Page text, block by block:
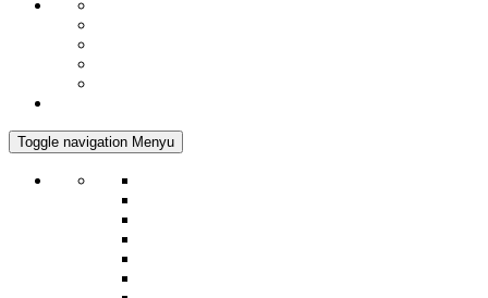
Toggle navigation Menyu